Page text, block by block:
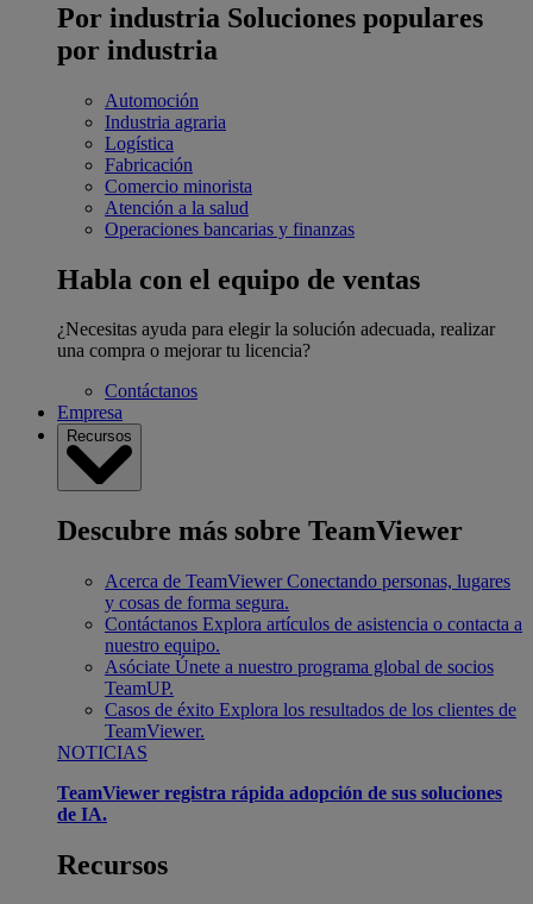
Por industria Soluciones populares
por industria
Automoción
Industria agraria
Logística
Fabricación
Comercio minorista
Atención a la salud
Operaciones bancarias y finanzas
Habla con el equipo de ventas
¿Necesitas ayuda para elegir la solución adecuada, realizar
una compra o mejorar tu licencia?
Contáctanos
Empresa
Recursos
Descubre más sobre TeamViewer
Acerca de TeamViewer Conectando personas, lugares
y cosas de forma segura.
Contáctanos Explora artículos de asistencia o contacta a
nuestro equipo.
Asóciate Únete a nuestro programa global de socios
TeamUP.
Casos de éxito Explora los resultados de los clientes de
TeamViewer.
NOTICIAS
TeamViewer registra rápida adopción de sus soluciones
de IA.
Recursos